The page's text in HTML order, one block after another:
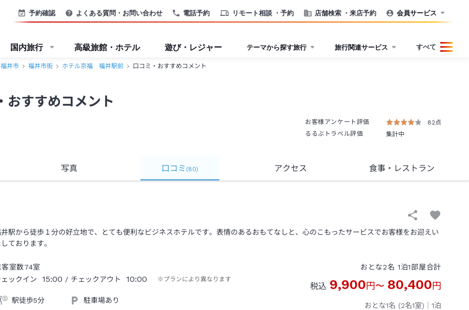
電話予約 リモート相談 ・予約 店舗検索 ・来店予約
予約確認 よくある質問・お問い合わせ 会員サービス
国内旅行 高級旅館・ホテル 遊び・レジャー テーマから探す旅行 旅行関連サービス すべて
福井市 福井市街 ホテル京福 福井駅前 口コミ・おすすめコメント
すすめコメント
お客様アンケート評価
82点
るるぶトラベル評価
集計中
写真 口コミ (80) アクセス 食事・レストラン
駅から徒歩１分の好立地で、とても便利なビジネスホテルです。表情のあるおもてなしと、心のこもったサービスでお客様をお迎えい
ております。
客室数74室
ェックイン
15:00 / チェックアウト 10:00 ※プランにより異なります
駅徒歩5分 駐車場あり
おとな2名 1泊1部屋合計
税込 9,900円〜 80,400円
おとな1名 (2名1室)｜ 1泊